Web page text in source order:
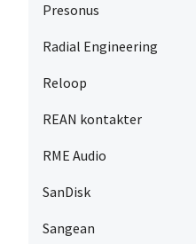
Presonus
Radial Engineering
Reloop
REAN kontakter
RME Audio
SanDisk
Sangean